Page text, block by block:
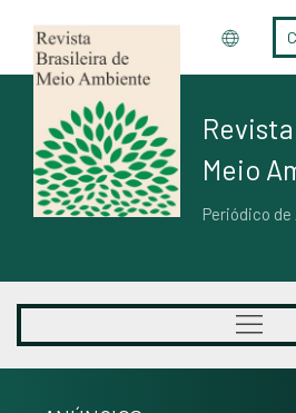
Meio
Periódico